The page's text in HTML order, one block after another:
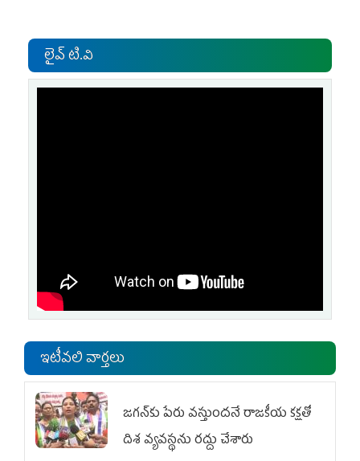
లైవ్ టి.వి
ఇటీవలి వార్తలు
జగన్‌కు పేరు వస్తుందనే రాజకీయ కక్షతో
దిశ వ్య‌వ‌స్థ‌ను రద్దు చేశారు